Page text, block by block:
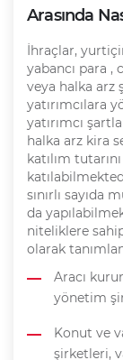
Arasında
İhraçlar,
yabancı para ,
veya halka arz
yatırımcılara
yatırımcı
halka arz kira
katılım
sınırlı sayıda
da
niteliklere
olarak
Aracı
yönetim
Konut ve
şirketleri,